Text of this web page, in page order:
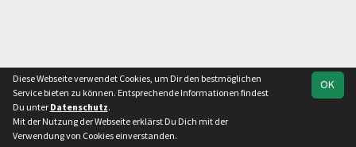
OK
Diese Webseite verwendet Cookies, um Dir den bestmöglichen
Service bieten zu können. Entsprechende Informationen findest
Du unter Datenschutz.
Mit der Nutzung der Webseite erklärst Du Dich mit der
Verwendung von Cookies einverstanden.